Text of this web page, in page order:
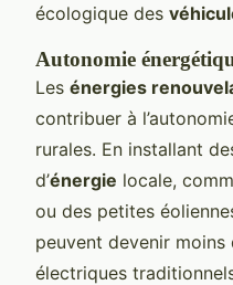
écologique des
Autonomie
Les énergies
contribuer à
rurales. En installant
d’énergie locale,
ou des petites
peuvent devenir moins
électriques